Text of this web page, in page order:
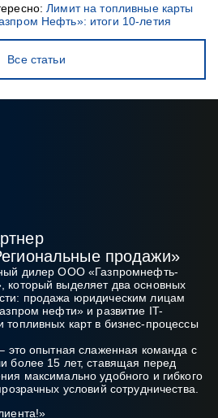
Лимит на топливные карты
Нефть»: итоги 10-летия
Все статьи
продажи»
дилер ООО «Газпромнефть-
который выделяет два основных
продажа юридическим лицам
нефти» и развитие IT-
карт в бизнес‑процессы
это опытная слаженная команда с
более 15 лет, ставящая перед
максимально удобного и гибкого
условий сотрудничества.